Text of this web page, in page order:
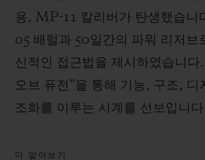
용, MP-11 칼리버가 탄생했습니
05 배럴과 50일간의 파워 리저브
신적인 접근법을 제시하였습니다
오브 퓨전”을 통해 기능, 구조, 디
조화를 이루는 시계를 선보입니
더 알아보기